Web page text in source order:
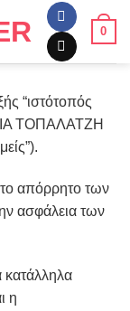
0
“ιστότοπός
ΤΟΠΑΛΑΤΖΗ
απόρρητο των
ασφάλεια των
κατάλληλα
η